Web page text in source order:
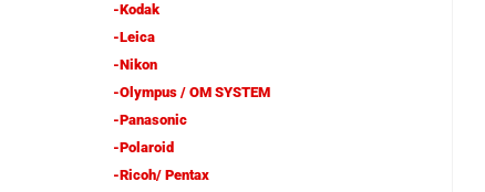
-Kodak
-Leica
-Nikon
-Olympus / OM SYSTEM
-Panasonic
-Polaroid
-Ricoh/ Pentax